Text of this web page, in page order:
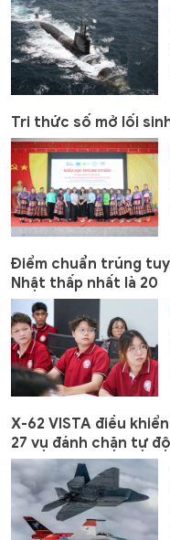
Tri thức số mở lối
Điểm chuẩn trúng
Nhật thấp nhất là 20
X-62 VISTA điều
27 vụ đánh chặn tự